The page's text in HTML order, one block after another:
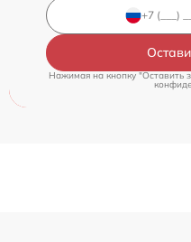
Нажимая на кнопку "Оставить